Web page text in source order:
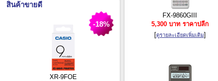
สินค้าขายดี
XR-9FOE
-18%
FX-9860GIII
5,300 บาท ราคาปลีก
[ดูรายละเอียดเพิ่มเติม]